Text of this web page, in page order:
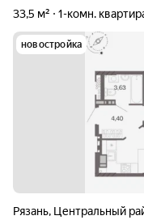
33,5 м²
1-комн.
новостройка
Рязань, Центральный